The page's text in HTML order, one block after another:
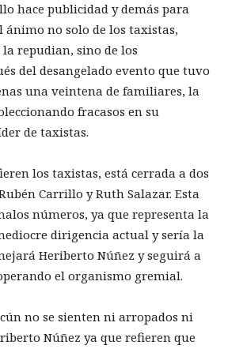
hace publicidad y demás para
no solo de los taxistas,
repudian, sino de los
del desangelado evento que tuvo
una veintena de familiares, la
fracasos en su
de taxistas.
los taxistas, está cerrada a dos
Carrillo y Ruth Salazar. Esta
números, ya que representa la
dirigencia actual y sería la
Heriberto Núñez y seguirá a
el organismo gremial.
no se sienten ni arropados ni
Núñez ya que refieren que